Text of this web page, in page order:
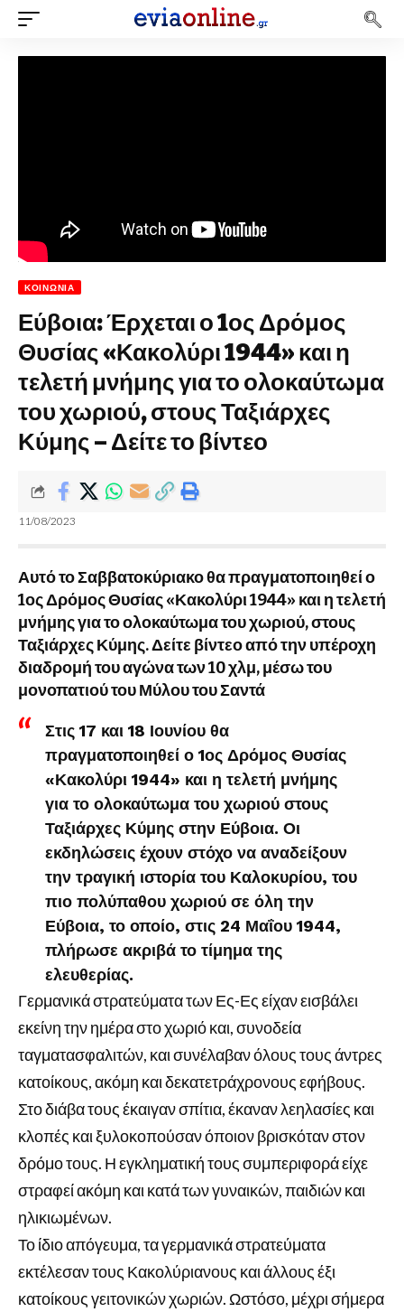
ΚΟΙΝΩΝΊΑ
Εύβοια: Έρχεται ο 1ος Δρόμος
Θυσίας «Κακολύρι 1944» και η
τελετή μνήμης για το ολοκαύτωμα
του χωριού, στους Ταξιάρχες
Κύμης – Δείτε το βίντεο
11/08/2023
Αυτό το Σαββατοκύριακο θα πραγματοποιηθεί ο
1ος Δρόμος Θυσίας «Κακολύρι 1944» και η τελετή
μνήμης για το ολοκαύτωμα του χωριού, στους
Ταξιάρχες Κύμης. Δείτε βίντεο από την υπέροχη
διαδρομή του αγώνα των 10 χλμ, μέσω του
μονοπατιού του Μύλου του Σαντά
Στις 17 και 18 Ιουνίου θα
πραγματοποιηθεί ο 1ος Δρόμος Θυσίας
«Κακολύρι 1944» και η τελετή μνήμης
για το ολοκαύτωμα του χωριού στους
Ταξιάρχες Κύμης στην Εύβοια. Οι
εκδηλώσεις έχουν στόχο να αναδείξουν
την τραγική ιστορία του Καλοκυρίου, του
πιο πολύπαθου χωριού σε όλη την
Εύβοια, το οποίο, στις 24 Μαΐου 1944,
πλήρωσε ακριβά το τίμημα της
ελευθερίας.
Γερμανικά στρατεύματα των Ες-Ες είχαν εισβάλει
εκείνη την ημέρα στο χωριό και, συνοδεία
ταγματασφαλιτών, και συνέλαβαν όλους τους άντρες
κατοίκους, ακόμη και δεκατετράχρονους εφήβους.
Στο διάβα τους έκαιγαν σπίτια, έκαναν λεηλασίες και
κλοπές και ξυλοκοπούσαν όποιον βρισκόταν στον
δρόμο τους. Η εγκληματική τους συμπεριφορά είχε
στραφεί ακόμη και κατά των γυναικών, παιδιών και
ηλικιωμένων.
Το ίδιο απόγευμα, τα γερμανικά στρατεύματα
εκτέλεσαν τους Κακολύριανους και άλλους έξι
κατοίκους γειτονικών χωριών. Ωστόσο, μέχρι σήμερα